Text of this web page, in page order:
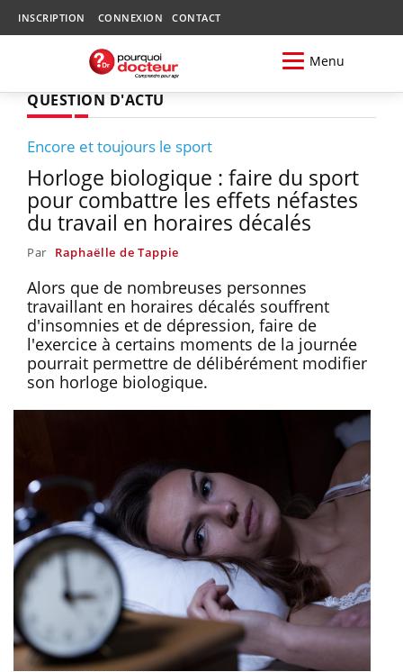
INSCRIPTION CONNEXION CONTACT
Menu
QUESTION D'ACTU
Encore et toujours le sport
Horloge biologique : faire du sport
pour combattre les effets néfastes
du travail en horaires décalés
Par Raphaëlle de Tappie
Alors que de nombreuses personnes
travaillant en horaires décalés souffrent
d'insomnies et de dépression, faire de
l'exercice à certains moments de la journée
pourrait permettre de délibérément modifier
son horloge biologique.